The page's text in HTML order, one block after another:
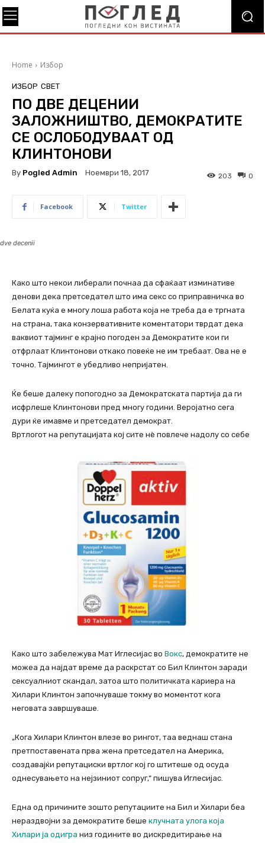
Home Избор
ИЗБОР СВЕТ
ПО ДВЕ ДЕЦЕНИИ
ЗАЛОЖНИШТВО, ДЕМОКРАТИТЕ
СЕ ОСЛОБОДУВААТ ОД
КЛИНТОНОВИ
By Pogled Admin Ноември 18, 2017 0
203
Facebook Twitter
dve decenii
Како што некои либерали почнаа да сфаќаат изминативе
денови дека претседател што има секс со приправничка во
Белата куќа е многу лоша работа која не треба да е тргната
на страна, така конзервативните коментатори тврдат дека
ваквиот тајминг е крајно погоден за Демократите кои ги
отфрлаат Клинтонови откако повеќе не им требаат. Ова не е
точно. Тајмингот е убедливо непријатен.
Ќе беше далеку попогодно за Демократската партија да ги
исфрлеше Клинтонови пред многу години. Веројатно сега
дури ќе имавме и претседател демократ.
Вртлогот на репутацијата кој сите нè повлече надолу со себе
Како што забележува Мат Иглесијас во Вокс, демократите не
можеа да најдат време да раскрстат со Бил Клинтон заради
сексуалниот скандал, затоа што политичката кариера на
Хилари Клинтон започнуваше токму во моментот кога
неговата завршуваше.
„Кога Хилари Клинтон влезе во рингот, таа веднаш стана
претпоставената прва жена претседател на Америка,
создавајќи репутациски вртлог кој го штитеше од осуда
однесувањето на нејзиниот сопруг,“ пишува Иглесијас.
Една од причините зошто репутациите на Бил и Хилари беа
нераздвојни за демократите беше клучната улога која
Хилари ја одигра низ годините во дискредитирање на